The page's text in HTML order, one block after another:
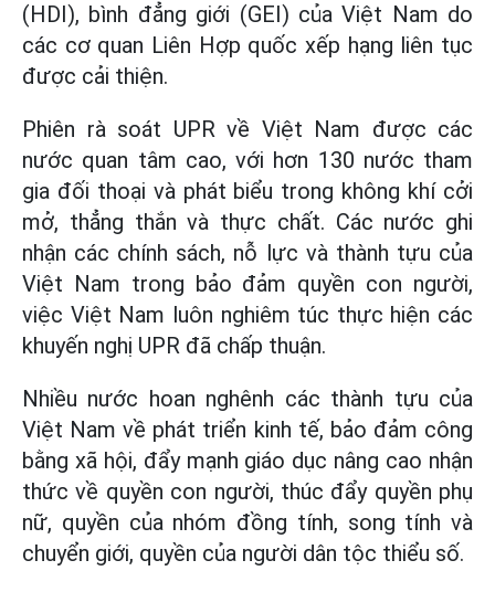
(HDI), bình đẳng giới (GEI) của Việt Nam do
các cơ quan Liên Hợp quốc xếp hạng liên tục
được cải thiện.
Phiên rà soát UPR về Việt Nam được các
nước quan tâm cao, với hơn 130 nước tham
gia đối thoại và phát biểu trong không khí cởi
mở, thẳng thắn và thực chất. Các nước ghi
nhận các chính sách, nỗ lực và thành tựu của
Việt Nam trong bảo đảm quyền con người,
việc Việt Nam luôn nghiêm túc thực hiện các
khuyến nghị UPR đã chấp thuận.
Nhiều nước hoan nghênh các thành tựu của
Việt Nam về phát triển kinh tế, bảo đảm công
bằng xã hội, đẩy mạnh giáo dục nâng cao nhận
thức về quyền con người, thúc đẩy quyền phụ
nữ, quyền của nhóm đồng tính, song tính và
chuyển giới, quyền của người dân tộc thiểu số.